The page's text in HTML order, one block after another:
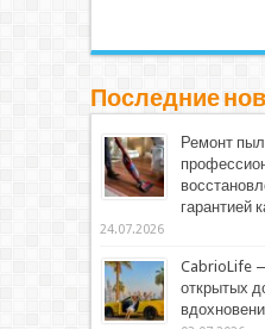
Последние
Ремонт
гарантией
24.07.2026
CabrioLife
открытых